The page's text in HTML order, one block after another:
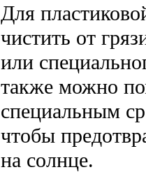
Для
чистить от
или
также можно
специальным
чтобы
на солнце.